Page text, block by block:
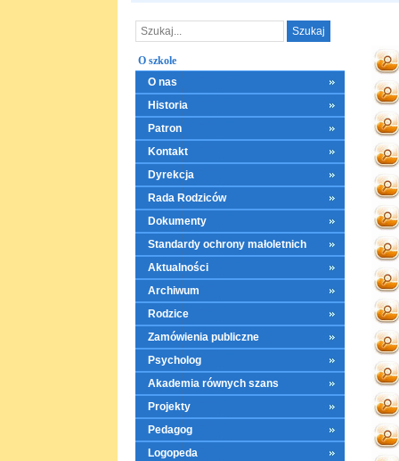
O szkole
O nas
Historia
Patron
Kontakt
Dyrekcja
Rada Rodziców
Dokumenty
Standardy ochrony małoletnich
Aktualności
Archiwum
Rodzice
Zamówienia publiczne
Psycholog
Akademia równych szans
Projekty
Pedagog
Logopeda